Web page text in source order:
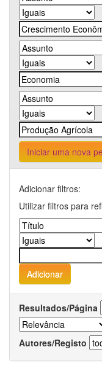
Iniciar uma nova
Adicionar filtros:
Utilizar filtros para
Resultados/Página
Autores/Registo